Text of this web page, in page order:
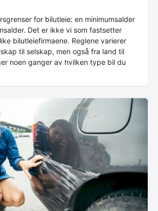
for bilutleie: en minimumsalder
Det er ikke vi som fastsetter
bilutleiefirmaene. Reglene varierer
til selskap, men også fra land til
noen ganger av hvilken type bil du